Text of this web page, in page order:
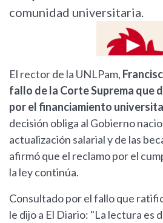
comunidad universitaria.
El rector de la UNLPam,
fallo de la Corte Suprema que
por el financiamiento
decisión obliga al Gobierno
actualización salarial y de las
afirmó que el reclamo por el
la ley continúa.
Consultado por el fallo que
le dijo a El Diario: "La lectura es